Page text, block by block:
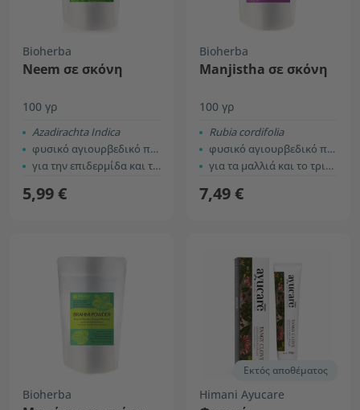
Bioherba
Neem σε σκόνη
100 γρ
Azadirachta Indica
φυσικό αγιουρβεδικό προϊόν
για την επιδερμίδα και τα μαλλιά
5,99 €
Bioherba
Manjistha σε σκόνη
100 γρ
Rubia cordifolia
φυσικό αγιουρβεδικό προϊόν
για τα μαλλιά και το τριχωτό της κεφαλής
7,49 €
Bioherba
Εκτός αποθέματος
Himani Ayucare